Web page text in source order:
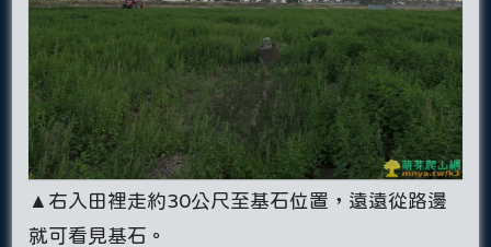
▲右入田裡走約30公尺至基石位置，遠遠從路邊
就可看見基石。